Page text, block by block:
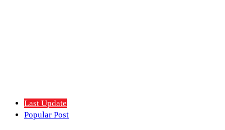
Last Update
Popular Post